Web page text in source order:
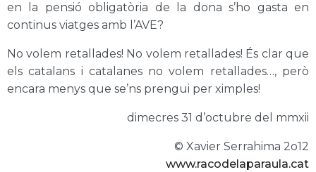
en la pensió obligatòria de la dona s’ho gasta en
continus viatges amb l’AVE?
No volem retallades! No volem retallades! És clar que
els catalans i catalanes no volem retallades…, però
encara menys que se’ns prengui per ximples!
dimecres 31 d’octubre del mmxii
© Xavier Serrahima 2o12
www.racodelaparaula.cat